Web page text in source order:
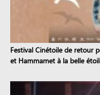
Festival Cinétoile de retour
et Hammamet à la belle